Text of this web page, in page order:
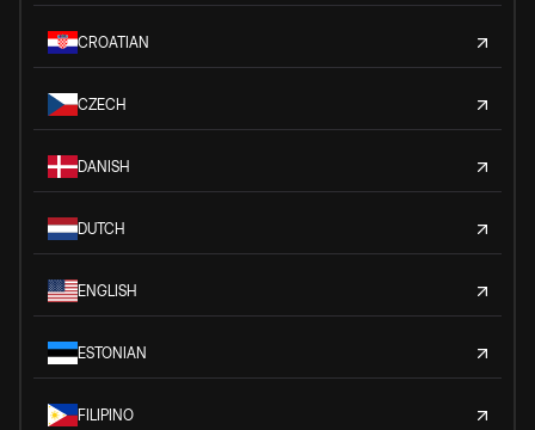
CROATIAN
CZECH
DANISH
DUTCH
ENGLISH
ESTONIAN
FILIPINO